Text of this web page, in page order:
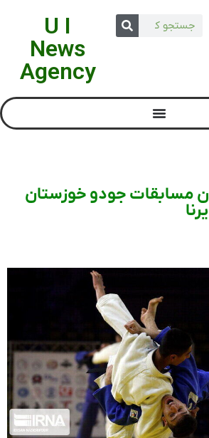
U I
News
Agency
مسابقات جودو خوزستان